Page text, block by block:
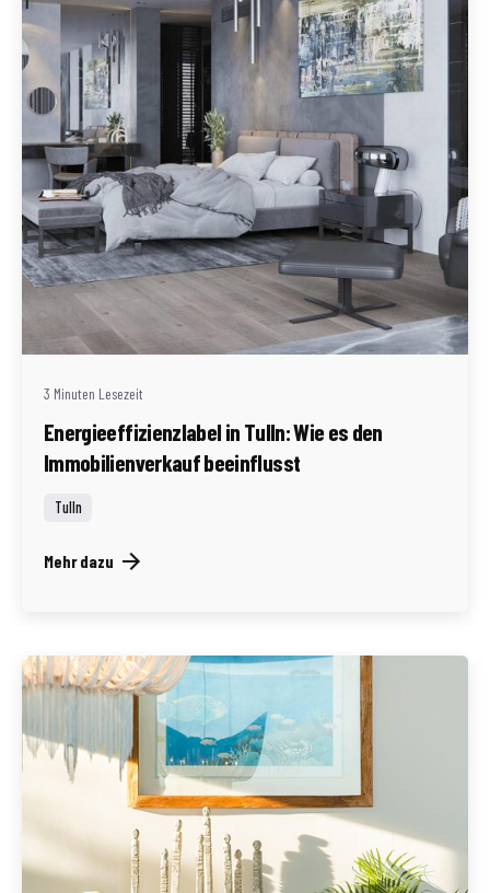
Redaktion Immofragen Tulln (AT)
3 Minuten Lesezeit
Energieeffizienzlabel in Tulln: Wie es den
Immobilienverkauf beeinflusst
Tulln
Mehr dazu